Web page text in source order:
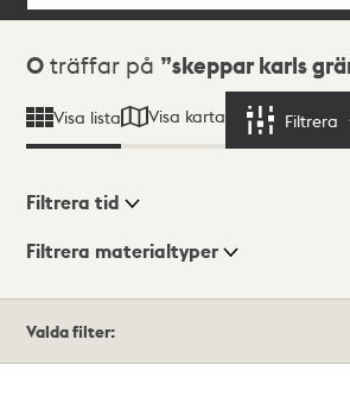
Sökresultat
0 träffar på skeppar karls
Visa lista Visa karta Filtrera
Visningsläge
Filtrera tid
Filtrera materialtyper
träffar
Valda filter: